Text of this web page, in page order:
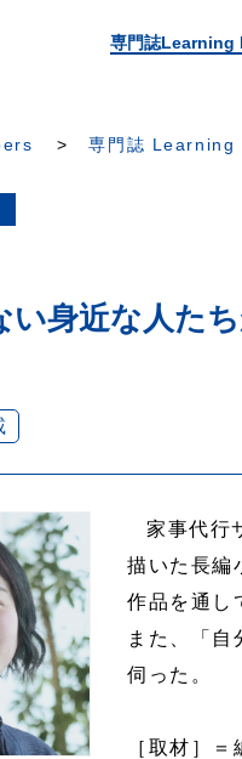
専門誌Learning
専門誌 Learning
い身近な人た
家事代行
描いた長編
作品を通し
また、「
伺った。
［取材］